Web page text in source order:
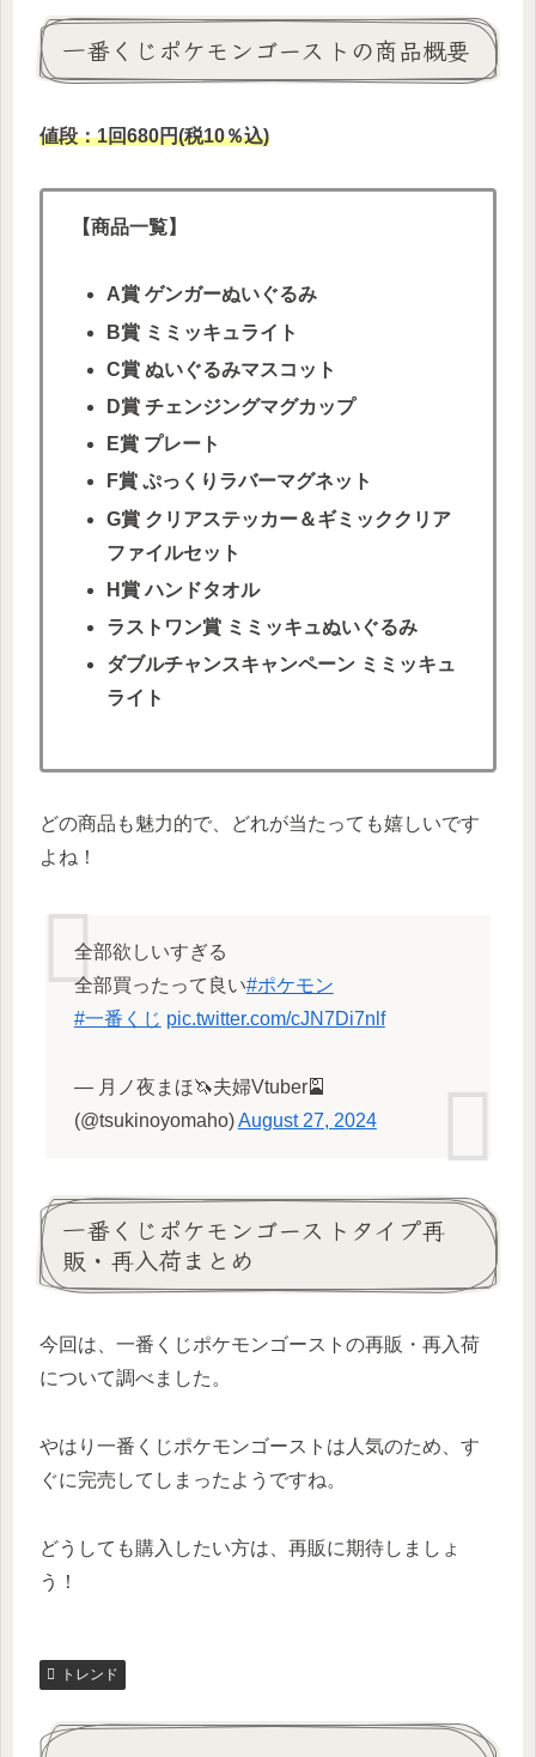
一番くじポケモンゴーストの商品概要
値段：1回680円(税10％込)
【商品一覧】
A賞 ゲンガーぬいぐるみ
B賞 ミミッキュライト
C賞 ぬいぐるみマスコット
D賞 チェンジングマグカップ
E賞 プレート
F賞 ぷっくりラバーマグネット
G賞 クリアステッカー＆ギミッククリア
ファイルセット
H賞 ハンドタオル
ラストワン賞 ミミッキュぬいぐるみ
ダブルチャンスキャンペーン ミミッキュ
ライト
どの商品も魅力的で、どれが当たっても嬉しいです
よね！
全部欲しいすぎる
全部買ったって良い#ポケモン
#一番くじ pic.twitter.com/cJN7Di7nlf
— 月ノ夜まほ🦄夫婦Vtuber🎴
(@tsukinoyomaho)August 27, 2024
一番くじポケモンゴーストタイプ再
販・再入荷まとめ
今回は、一番くじポケモンゴーストの再販・再入荷
について調べました。
やはり一番くじポケモンゴーストは人気のため、す
ぐに完売してしまったようですね。
どうしても購入したい方は、再販に期待しましょ
う！
トレンド